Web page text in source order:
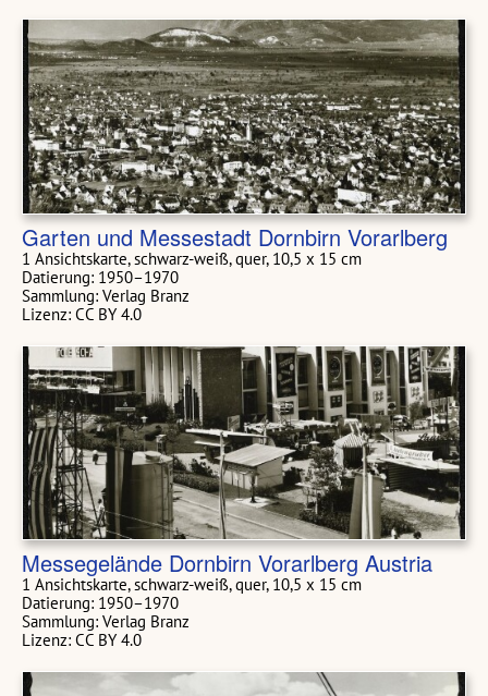
Garten und Messestadt Dornbirn Vorarlberg
1 Ansichtskarte, schwarz-weiß, quer, 10,5 x 15 cm
Datierung: 1950–1970
Sammlung: Verlag Branz
Lizenz: CC BY 4.0
Messegelände Dornbirn Vorarlberg Austria
1 Ansichtskarte, schwarz-weiß, quer, 10,5 x 15 cm
Datierung: 1950–1970
Sammlung: Verlag Branz
Lizenz: CC BY 4.0